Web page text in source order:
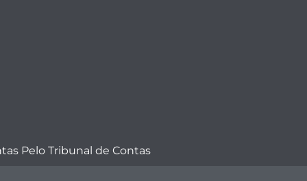
Pelo Tribunal de Contas